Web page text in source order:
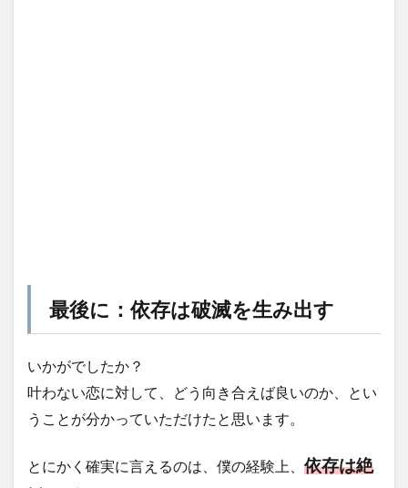
最後に：依存は破滅を生み出す
いかがでしたか？
叶わない恋に対して、どう向き合えば良いのか、とい
うことが分かっていただけたと思います。
とにかく確実に言えるのは、僕の経験上、 依存は絶